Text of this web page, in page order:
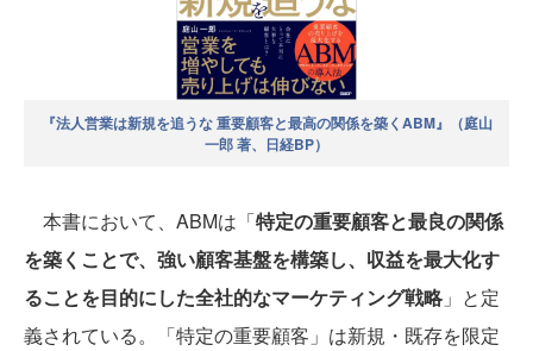
『法人営業は新規を追うな 重要顧客と最高の関係を築くABM』（庭山
一郎 著、日経BP）
本書において、ABMは「特定の重要顧客と最良の関係
を築くことで、強い顧客基盤を構築し、収益を最大化す
ることを目的にした全社的なマーケティング戦略」と定
義されている。「特定の重要顧客」は新規・既存を限定